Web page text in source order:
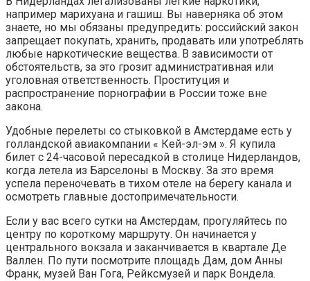
например марихуана и гашиш. Вы наверняка об этом
знаете, но мы обязаны предупредить: российский закон
запрещает покупать, хранить, продавать или употреблять
любые наркотические вещества. В зависимости от
обстоятельств, за это грозит административная или
уголовная ответственность. Проституция и
распространение порнографии в России тоже вне
закона.
Удобные перелеты со стыковкой в Амстердаме есть у
голландской авиакомпании « Кей-эл-эм ». Я купила
билет с 24-часовой пересадкой в столице Нидерландов,
когда летела из Барселоны в Москву. За это время
успела переночевать в тихом отеле на берегу канала и
осмотреть главные достопримечательности.
Если у вас всего сутки на Амстердам, прогуляйтесь по
центру по короткому маршруту. Он начинается у
центрального вокзала и заканчивается в квартале Де
Валлен. По пути посмотрите площадь Дам, дом Анны
Франк, музей Ван Гога, Рейксмузей и парк Вондела.